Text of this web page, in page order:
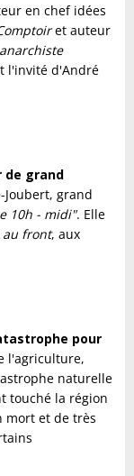
en chef idées
et auteur
l'invité d'André
de grand
grand
10h - midi". Elle
au front, aux
pour
l'agriculture,
naturelle
touché la région
mort et de très